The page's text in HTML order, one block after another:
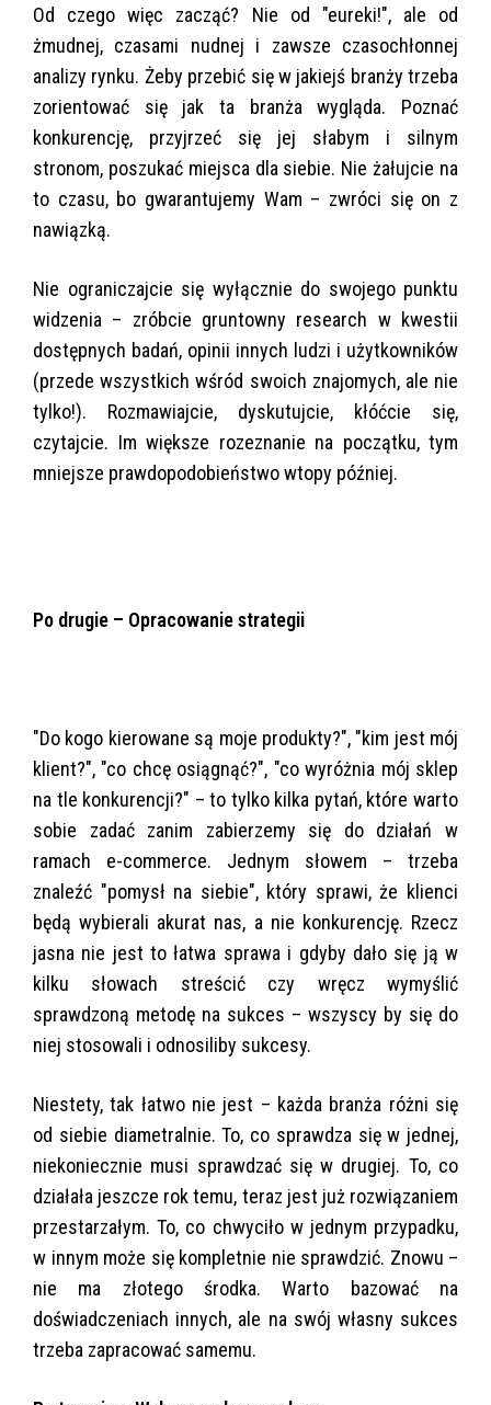
Od czego więc zacząć? Nie od "eureki!", ale od
żmudnej, czasami nudnej i zawsze czasochłonnej
analizy rynku. Żeby przebić się w jakiejś branży trzeba
zorientować się jak ta branża wygląda. Poznać
konkurencję, przyjrzeć się jej słabym i silnym
stronom, poszukać miejsca dla siebie. Nie żałujcie na
to czasu, bo gwarantujemy Wam – zwróci się on z
nawiązką.
Nie ograniczajcie się wyłącznie do swojego punktu
widzenia – zróbcie gruntowny research w kwestii
dostępnych badań, opinii innych ludzi i użytkowników
(przede wszystkich wśród swoich znajomych, ale nie
tylko!). Rozmawiajcie, dyskutujcie, kłóćcie się,
czytajcie. Im większe rozeznanie na początku, tym
mniejsze prawdopodobieństwo wtopy później.
Po drugie – Opracowanie strategii
"Do kogo kierowane są moje produkty?", "kim jest mój
klient?", "co chcę osiągnąć?", "co wyróżnia mój sklep
na tle konkurencji?" – to tylko kilka pytań, które warto
sobie zadać zanim zabierzemy się do działań w
ramach e-commerce. Jednym słowem – trzeba
znaleźć "pomysł na siebie", który sprawi, że klienci
będą wybierali akurat nas, a nie konkurencję. Rzecz
jasna nie jest to łatwa sprawa i gdyby dało się ją w
kilku słowach streścić czy wręcz wymyślić
sprawdzoną metodę na sukces – wszyscy by się do
niej stosowali i odnosiliby sukcesy.
Niestety, tak łatwo nie jest – każda branża różni się
od siebie diametralnie. To, co sprawdza się w jednej,
niekoniecznie musi sprawdzać się w drugiej. To, co
działała jeszcze rok temu, teraz jest już rozwiązaniem
przestarzałym. To, co chwyciło w jednym przypadku,
w innym może się kompletnie nie sprawdzić. Znowu –
nie ma złotego środka. Warto bazować na
doświadczeniach innych, ale na swój własny sukces
trzeba zapracować samemu.